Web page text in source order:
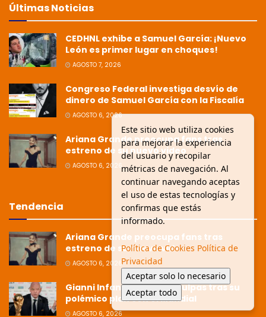
Últimas Noticias
CEDHNL exhibe a Samuel García: ¡Nuevo
León es primer lugar en choques!
AGOSTO 7, 2026
Congreso Federal investiga desvío de
dinero de Samuel García con la Fiscalía
AGOSTO 6, 2026
Ariana Grande preocupa fans tras
estreno de su nuevo video
AGOSTO 6, 2026
Tendencia
Ariana Grande preocupa fans tras
estreno de su nuevo video
AGOSTO 6, 2026
Gianni Infantino pide disculpas tras su
polémico plan con el Mundial
AGOSTO 6, 2026
Este sitio web utiliza cookies
para mejorar la experiencia
del usuario y recopilar
métricas de navegación. Al
continuar navegando aceptas
el uso de estas tecnologías y
confirmas que estás
informado.
Política de Cookies Política de
Privacidad
Aceptar solo lo necesario
Aceptar todo